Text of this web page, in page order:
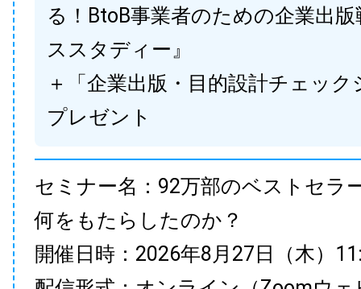
る！BtoB事業者のための企業出
ススタディー』
＋「企業出版・目的設計チェック
プレゼント
セミナー名：92万部のベストセラ
何をもたらしたのか？
開催日時：2026年8月27日（木）